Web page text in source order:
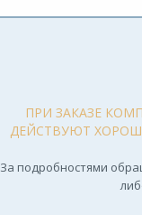
ПРИ ЗАКАЗЕ
ДЕЙСТВУЮТ
За подробностями